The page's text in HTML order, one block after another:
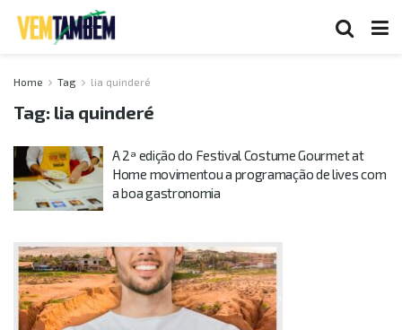
Home Tag lia quinderé
Tag: lia quinderé
A 2ª edição do Festival Costume Gourmet at
Home movimentou a programação de lives com
a boa gastronomia